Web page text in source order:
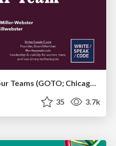
Refactoring Trust on Your Teams (GOTO; Chicago 2020)
35 3.7k